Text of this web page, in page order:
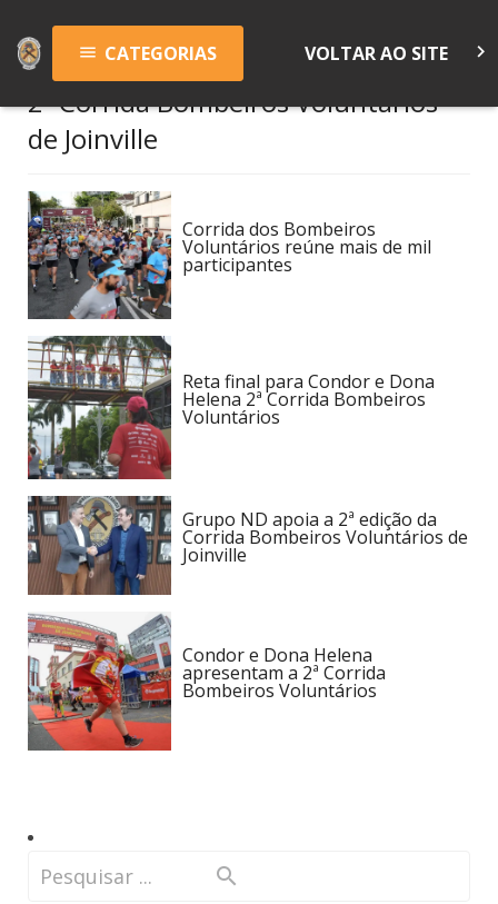
menu CATEGORIAS VOLTAR AO SITE keyboard_arrow_right
2ª Corrida Bombeiros Voluntários
de Joinville
Corrida dos Bombeiros
Voluntários reúne mais de mil
participantes
Reta final para Condor e Dona
Helena 2ª Corrida Bombeiros
Voluntários
Grupo ND apoia a 2ª edição da
Corrida Bombeiros Voluntários de
Joinville
Condor e Dona Helena
apresentam a 2ª Corrida
Bombeiros Voluntários